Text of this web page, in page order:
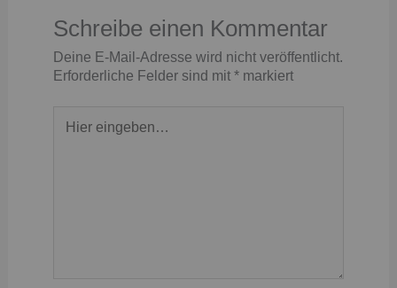
Schreibe einen Kommentar
Deine E-Mail-Adresse wird nicht veröffentlicht.
Erforderliche Felder sind mit* markiert
eingeben…